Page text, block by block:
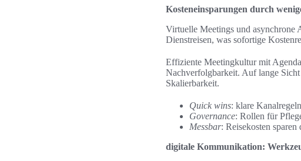
Kosteneinsparungen durch
Virtuelle Meetings und asynchrone
Dienstreisen, was sofortige
Effiziente Meetingkultur mit
Nachverfolgbarkeit. Auf lange
Skalierbarkeit.
Quick wins: klare
Governance: Rollen für
Messbar: Reisekosten
digitale Kommunikation: